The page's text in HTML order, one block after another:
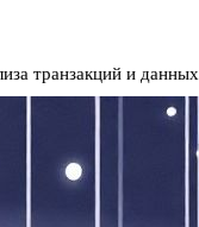
транзакций и данных